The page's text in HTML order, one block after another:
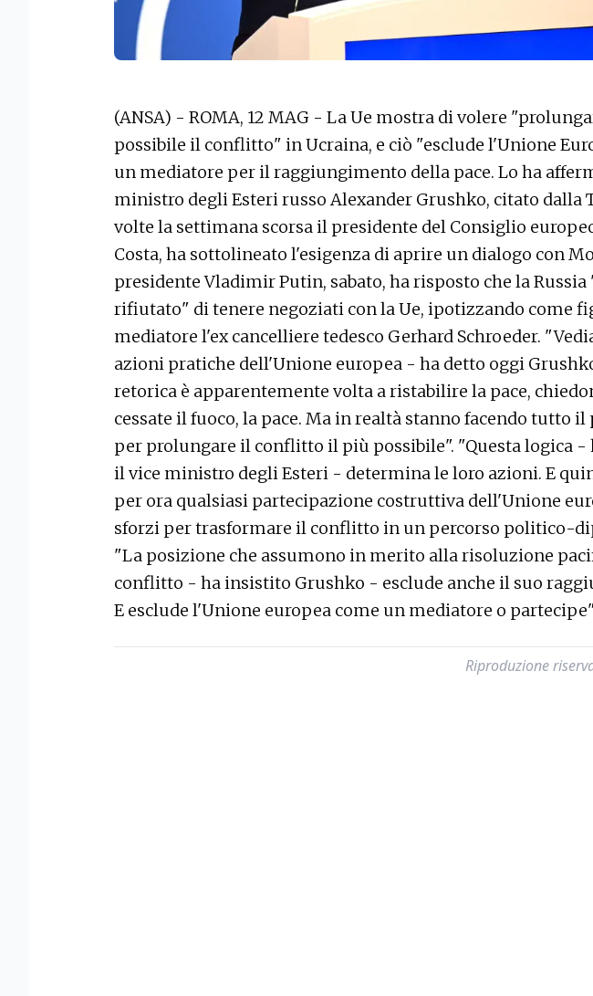
(ANSA) - ROMA, 12 MAG - La Ue mostra di volere
possibile il conflitto" in Ucraina, e ciò "esclude l'Unione
un mediatore per il raggiungimento della pace. Lo ha
ministro degli Esteri russo Alexander Grushko, citato dalla
volte la settimana scorsa il presidente del Consiglio
Costa, ha sottolineato l'esigenza di aprire un dialogo con
presidente Vladimir Putin, sabato, ha risposto che la
rifiutato" di tenere negoziati con la Ue, ipotizzando come
mediatore l'ex cancelliere tedesco Gerhard Schroeder.
azioni pratiche dell'Unione europea - ha detto oggi
retorica è apparentemente volta a ristabilire la pace,
cessate il fuoco, la pace. Ma in realtà stanno facendo tutto il
per prolungare il conflitto il più possibile". "Questa logica -
il vice ministro degli Esteri - determina le loro azioni. E
per ora qualsiasi partecipazione costruttiva dell'Unione
sforzi per trasformare il conflitto in un percorso politico-
"La posizione che assumono in merito alla risoluzione
conflitto - ha insistito Grushko - esclude anche il suo
E esclude l'Unione europea come un mediatore o
Riproduzione